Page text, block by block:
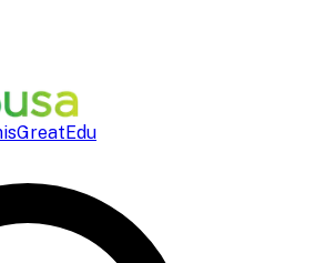
GreatEdu